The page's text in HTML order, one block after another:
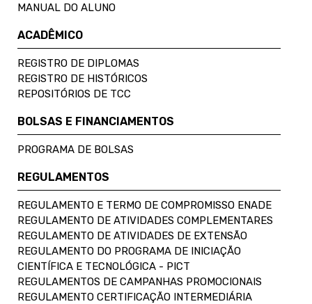
MANUAL DO ALUNO
ACADÊMICO
REGISTRO DE DIPLOMAS
REGISTRO DE HISTÓRICOS
REPOSITÓRIOS DE TCC
BOLSAS E FINANCIAMENTOS
PROGRAMA DE BOLSAS
REGULAMENTOS
REGULAMENTO E TERMO DE COMPROMISSO ENADE
REGULAMENTO DE ATIVIDADES COMPLEMENTARES
REGULAMENTO DE ATIVIDADES DE EXTENSÃO
REGULAMENTO DO PROGRAMA DE INICIAÇÃO
CIENTÍFICA E TECNOLÓGICA - PICT
REGULAMENTOS DE CAMPANHAS PROMOCIONAIS
REGULAMENTO CERTIFICAÇÃO INTERMEDIÁRIA